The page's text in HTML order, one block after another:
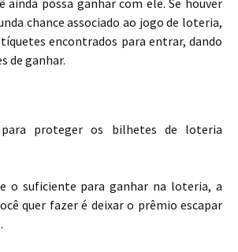
chance associado ao jogo de loteria,
encontrados para entrar, dando
de ganhar.
para proteger os bilhetes de loteria
o suficiente para ganhar na loteria, a
quer fazer é deixar o prêmio escapar